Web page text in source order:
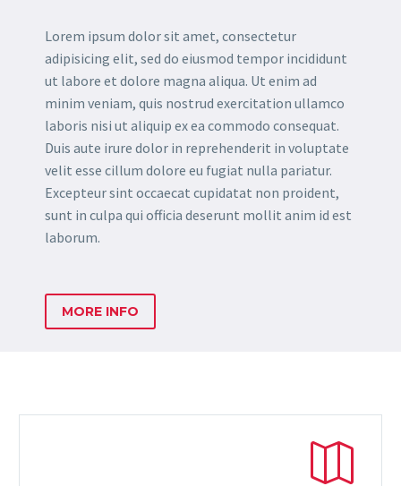
Lorem ipsum dolor sit amet, consectetur
adipisicing elit, sed do eiusmod tempor incididunt
ut labore et dolore magna aliqua. Ut enim ad
minim veniam, quis nostrud exercitation ullamco
laboris nisi ut aliquip ex ea commodo consequat.
Duis aute irure dolor in reprehenderit in voluptate
velit esse cillum dolore eu fugiat nulla pariatur.
Excepteur sint occaecat cupidatat non proident,
sunt in culpa qui officia deserunt mollit anim id est
laborum.
MORE INFO

